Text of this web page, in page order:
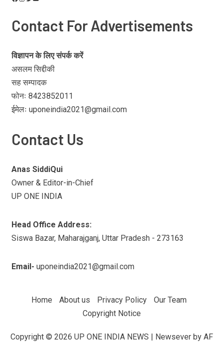
Contact For Advertisements
विज्ञापन के लिए संपर्क करें
असलम सिद्दीकी
सह सम्पादक
फोनः 8423852011
ईमेलः uponeindia2021@gmail.com
Contact Us
Anas SiddiQui
Owner & Editor-in-Chief
UP ONE INDIA
Head Office Address:
Siswa Bazar, Maharajganj, Uttar Pradesh - 273163
Email- uponeindia2021@gmail.com
Home About us Privacy Policy
Our Team
Copyright Notice
Copyright © 2026 UP ONE INDIA NEWS | Newseverby AF